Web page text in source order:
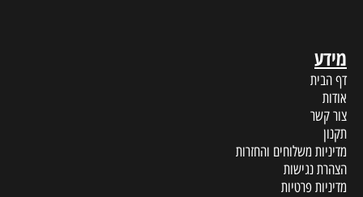
מידע
דף הבית
אודות
צור קשר
תקנון
מדיניות משלוחים והחזרות
הצהרת נגישות
מדיניות פרטיות